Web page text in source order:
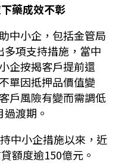
藥成效不彰
中小企，包括金管局
項支持措施，當中
企按揭客戶提前還
單因抵押品價值變
戶風險有變而需調低
渡期。
中小企措施以來，近
額度逾150億元。